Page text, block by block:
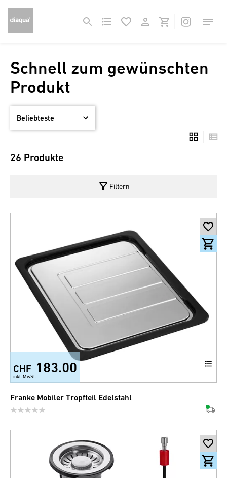
Schnell zum gewünschten
Produkt
26 Produkte
filter_alt Filtern
CHF 183.00
inkl. MwSt.
Franke Mobiler Tropfteil Edelstahl